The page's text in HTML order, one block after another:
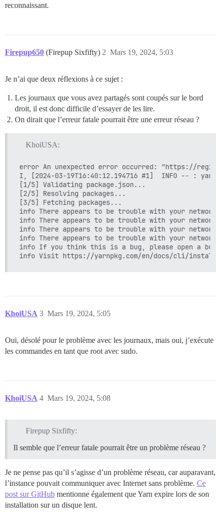
reconnaissant.
Firepup650 (Firepup Sixfifty) Mars 19, 2024, 5:03
2
Je n’ai que deux réflexions à ce sujet :
Les journaux que vous avez partagés sont coupés sur le bord
droit, il est donc difficile d’essayer de les lire.
On dirait que l’erreur fatale pourrait être une erreur réseau ?
KhoiUSA:
error An unexpected error occurred: "https://
I, [2024-03-19T16:40:12.194716 #1]  INFO -- :
[1/5] Validating package.json...
[2/5] Resolving packages...
[3/5] Fetching packages...
info There appears to be trouble with your
info There appears to be trouble with your
info There appears to be trouble with your
info There appears to be trouble with your
info If you think this is a bug, please open a bug
KhoiUSA Mars 19, 2024, 5:05
3
Oui, désolé pour le problème avec les journaux, mais oui, j’exécute
les commandes en tant que root avec sudo.
KhoiUSA Mars 19, 2024, 5:08
4
Firepup Sixfifty:
Il semble que l’erreur fatale pourrait être un problème réseau ?
Je ne pense pas qu’il s’agisse d’un problème réseau, car auparavant,
l’instance pouvait communiquer avec Internet sans problème. Ce
post sur GitHub mentionne également que Yarn expire lors de son
installation sur un disque lent.